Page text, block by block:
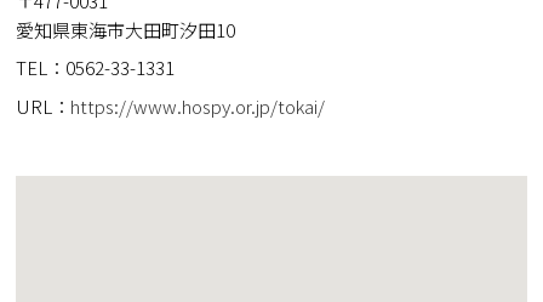
愛知県東海市大田町汐田10
TEL：0562-33-1331
URL： https://www.hospy.or.jp/tokai/